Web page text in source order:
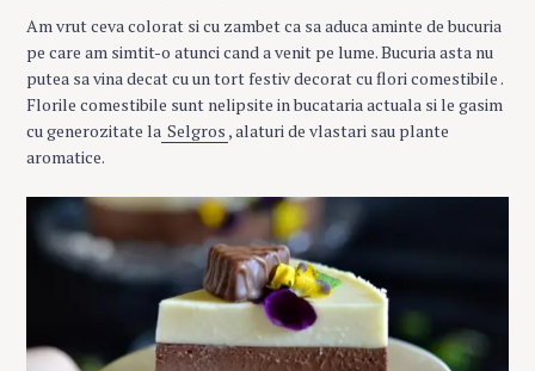
Am vrut ceva colorat si cu zambet ca sa aduca aminte de bucuria
pe care am simtit-o atunci cand a venit pe lume. Bucuria asta nu
putea sa vina decat cu un tort festiv decorat cu flori comestibile .
Florile comestibile sunt nelipsite in bucataria actuala si le gasim
cu generozitate la Selgros , alaturi de vlastari sau plante
aromatice.